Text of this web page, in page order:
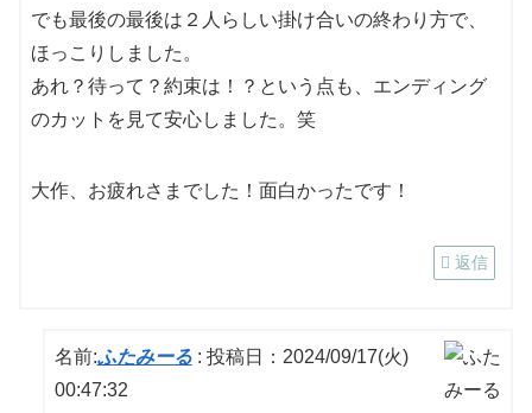
でも最後の最後は２人らしい掛け合いの終わり方で、
ほっこりしました。
あれ？待って？約束は！？という点も、エンディング
のカットを見て安心しました。笑
大作、お疲れさまでした！面白かったです！
返信
名前:ふたみーる: 投稿日：2024/09/17(火)
00:47:32